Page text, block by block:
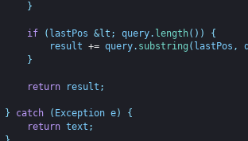
}
if ( lastPos &lt; query. length( ) )
{
result += query. substring ( lastPos ,
}
return result ;
} catch ( Exception e)
{
return text ;